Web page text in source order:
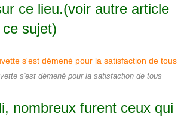
ce lieu.(voir autre article
sujet)
s'est démené pour la satisfaction de tous
nombreux furent ceux qui